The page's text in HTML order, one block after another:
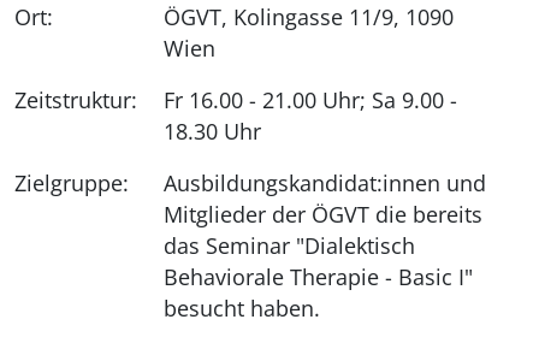
Ort:
ÖGVT, Kolingasse 11/9, 1090
Wien
Zeitstruktur:
Fr 16.00 - 21.00 Uhr; Sa 9.00 -
18.30 Uhr
Zielgruppe:
Ausbildungskandidat:innen und
Mitglieder der ÖGVT die bereits
das Seminar "Dialektisch
Behaviorale Therapie - Basic I"
besucht haben.